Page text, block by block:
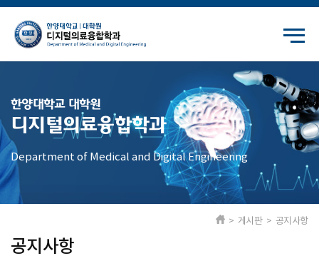
한양대학교 대학원
디지털의료융합학과
Department of Medical and Digital Engineering
공지사항
> 게시판 > 공지사항